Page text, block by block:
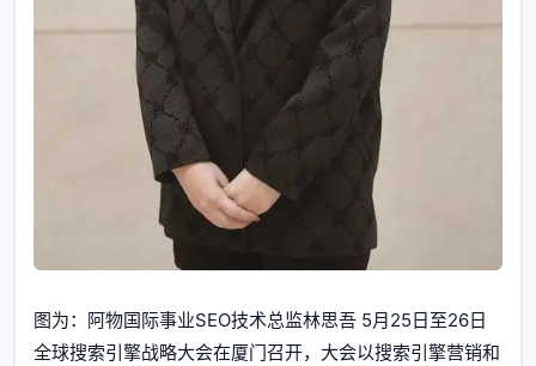
图为：阿物国际事业SEO技术总监林思吾 5月25日至26日
全球搜索引擎战略大会在厦门召开，大会以搜索引擎营销和